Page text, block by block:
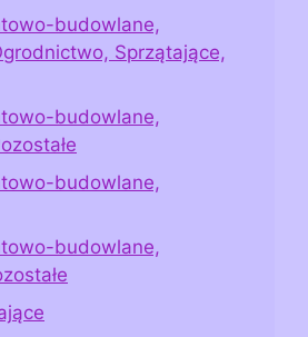
budowlane,
Sprzątające,
budowlane,
budowlane,
budowlane,